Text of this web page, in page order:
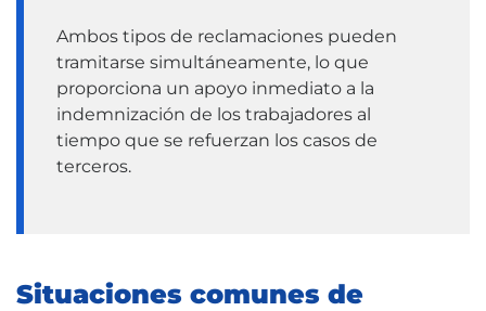
Ambos tipos de reclamaciones pueden
tramitarse simultáneamente, lo que
proporciona un apoyo inmediato a la
indemnización de los trabajadores al
tiempo que se refuerzan los casos de
terceros.
Situaciones comunes de